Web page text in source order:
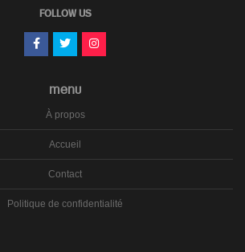
FOLLOW US
MENU
À propos
Accueil
Contact
Politique de confidentialité